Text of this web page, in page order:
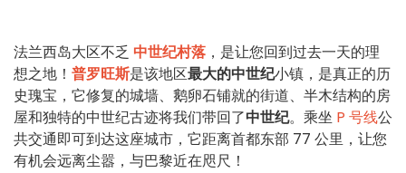
法兰西岛大区不乏 中世纪村落 ，是让您回到过去一天的理
想之地！ 普罗旺斯是该地区最大的中世纪小镇，是真正的历
史瑰宝，它修复的城墙、鹅卵石铺就的街道、半木结构的房
屋和独特的中世纪古迹将我们带回了中世纪。乘坐 P 号线公
共交通即可到达这座城市，它距离首都东部 77 公里，让您
有机会远离尘嚣，与巴黎近在咫尺！